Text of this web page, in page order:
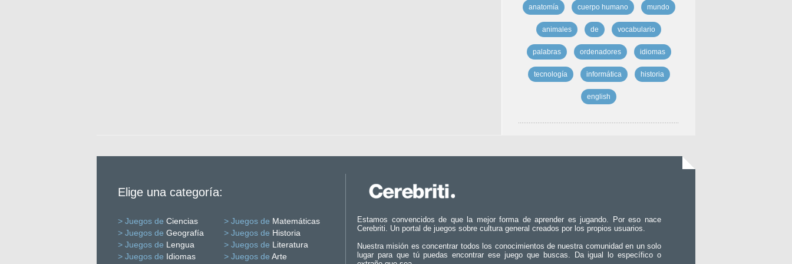
anatomía cuerpo humano mundo
animales de vocabulario
palabras ordenadores idiomas
tecnología informática historia
english
Elige una categoría:
> Juegos de Ciencias > Juegos de Matemáticas
> Juegos de Geografía > Juegos de Historia
> Juegos de Lengua > Juegos de Literatura
> Juegos de Idiomas > Juegos de Arte
Estamos convencidos de que la mejor forma de aprender es jugando. Por eso nace
Cerebriti. Un portal de juegos sobre cultura general creados por los propios usuarios.
Nuestra misión es concentrar todos los conocimientos de nuestra comunidad en un solo
lugar para que tú puedas encontrar ese juego que buscas. Da igual lo específico o